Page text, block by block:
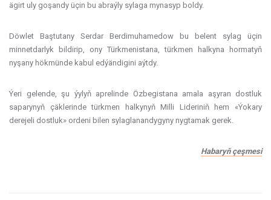
ägirt uly goşandy üçin bu abraýly sylaga mynasyp boldy.
Döwlet Baştutany Serdar Berdimuhamedow bu belent sylag üçin
minnetdarlyk bildirip, ony Türkmenistana, türkmen halkyna hormatyň
nyşany hökmünde kabul edýändigini aýtdy.
Ýeri gelende, şu ýylyň aprelinde Özbegistana amala aşyran dostluk
saparynyň çäklerinde türkmen halkynyň Milli Lideriniň hem «Ýokary
derejeli dostluk» ordeni bilen sylaglanandygyny nygtamak gerek.
Habaryň çeşmesi